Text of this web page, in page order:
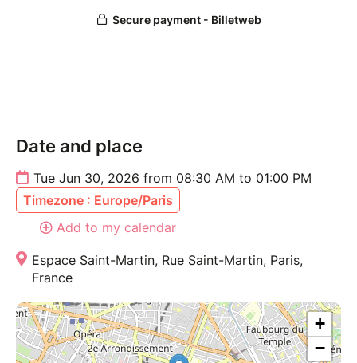
Date and place
Tue Jun 30, 2026 from 08:30 AM to 01:00 PM
Timezone : Europe/Paris
Add to my calendar
Espace Saint-Martin, Rue Saint-Martin, Paris,
France
+
−